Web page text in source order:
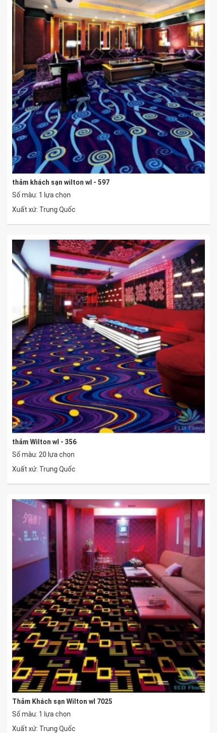
thảm khách sạn wilton wl - 597
Số màu: 1 lựa chọn
Xuất xứ: Trung Quốc
thảm Wilton wl - 356
Số màu: 20 lựa chọn
Xuất xứ: Trung Quốc
Thảm Khách sạn Wilton wl 7025
Số màu: 1 lựa chọn
Xuất xứ: Trung Quốc